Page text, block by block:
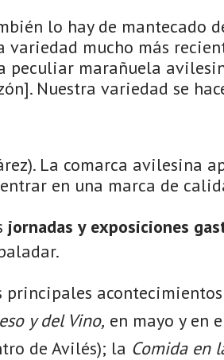
lo hay de mantecado
variedad mucho más
peculiar marañuela
Nuestra variedad se
La comarca avilesina
en una marca de
jornadas y exposiciones
principales
y del Vino, en mayo y en
de Avilés); la Comida en